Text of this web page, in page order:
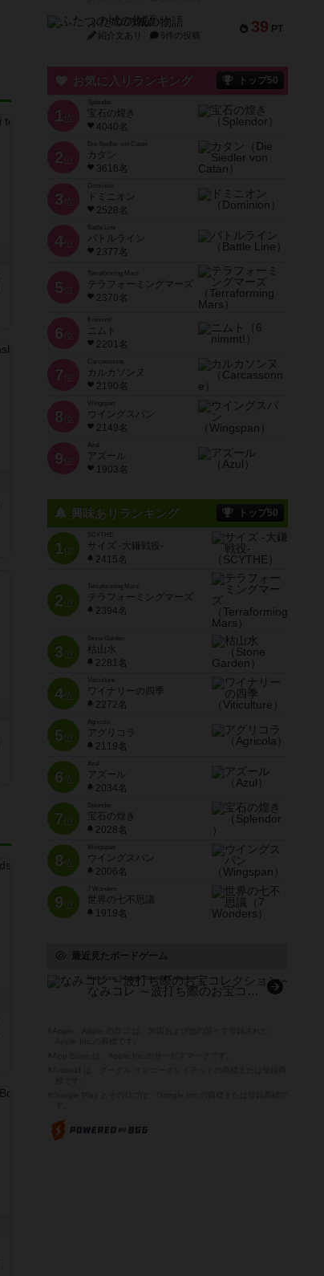
39 PT
ふたつの城の物語
紹介文あり 6件の投稿
お気に入りランキング トップ50
1 位
宝石の煌き
4040名
2 位
Die Siedler von Catan
カタン
3616名
3 位
ドミニオン
2528名
4位
Battle Line
バトルライン
2377名
5 位
Terraforming Mars
テラフォーミングマーズ
2370名
6 位
ニムト
2201名
7 位
Carcassonne
カルカソンヌ
2190名
8 位
Wingspan
ウイングスパン
2149名
9 位
Azul
アズール
1903名
興味ありランキング トップ50
1位
SCYTHE
サイズ -大鎌戦役-
2415名
2位
Terraforming Mars
テラフォーミングマーズ
2394名
3位
Stone Garden
枯山水
2281名
4位
Viticulture
ワイナリーの四季
2272名
5位
Agricola
アグリコラ
2119名
6位
Azul
アズール
2034名
7位
宝石の煌き
2028名
8位
Wingspan
ウイングスパン
2006名
9位
7 Wonders
世界の七不思議
1919名
最近見たボードゲーム
NamiKore: Seaside Treasure Collection
なみコレ ～波打ち際のお宝コレクション～